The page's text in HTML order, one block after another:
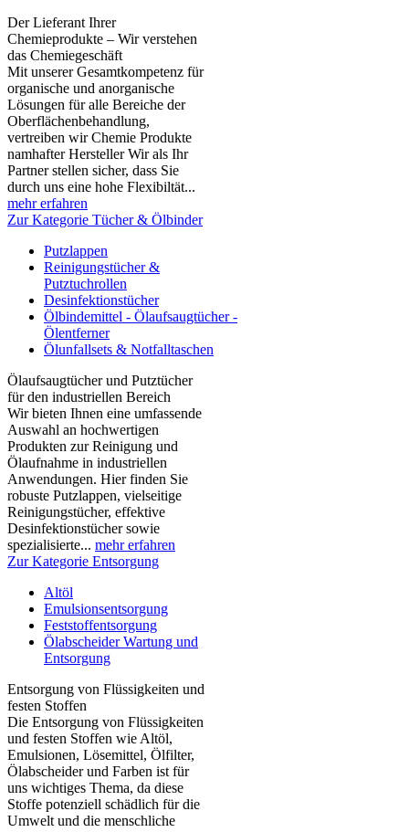
Der Lieferant Ihrer
Chemieprodukte – Wir verstehen
das Chemiegeschäft
Mit unserer Gesamtkompetenz für
organische und anorganische
Lösungen für alle Bereiche der
Oberflächenbehandlung,
vertreiben wir Chemie Produkte
namhafter Hersteller Wir als Ihr
Partner stellen sicher, dass Sie
durch uns eine hohe Flexibiltät...
mehr erfahren
Zur Kategorie Tücher & Ölbinder
Putzlappen
Reinigungstücher &
Putztuchrollen
Desinfektionstücher
Ölbindemittel - Ölaufsaugtücher -
Ölentferner
Ölunfallsets & Notfalltaschen
Ölaufsaugtücher und Putztücher
für den industriellen Bereich
Wir bieten Ihnen eine umfassende
Auswahl an hochwertigen
Produkten zur Reinigung und
Ölaufnahme in industriellen
Anwendungen. Hier finden Sie
robuste Putzlappen, vielseitige
Reinigungstücher, effektive
Desinfektionstücher sowie
spezialisierte... mehr erfahren
Zur Kategorie Entsorgung
Altöl
Emulsionsentsorgung
Feststoffentsorgung
Ölabscheider Wartung und
Entsorgung
Entsorgung von Flüssigkeiten und
festen Stoffen
Die Entsorgung von Flüssigkeiten
und festen Stoffen wie Altöl,
Emulsionen, Lösemittel, Ölfilter,
Ölabscheider und Farben ist für
uns wichtiges Thema, da diese
Stoffe potenziell schädlich für die
Umwelt und die menschliche